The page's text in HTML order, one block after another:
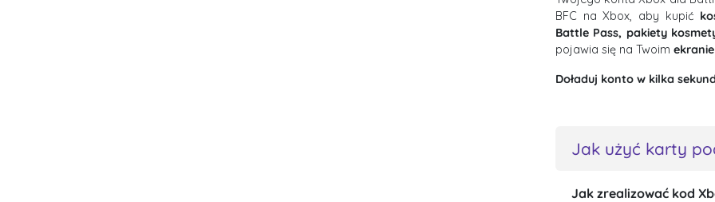
BFC na Xbox, aby kupić
Battle Pass, pakiety
pojawia się na Twoim ekranie
Doładuj konto w kilka
Jak użyć karty
Jak zrealizować kod